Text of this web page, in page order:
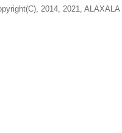
2014, 2021, ALAXALA